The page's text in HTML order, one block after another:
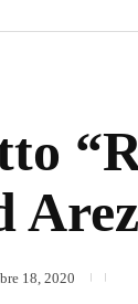
18, 2020